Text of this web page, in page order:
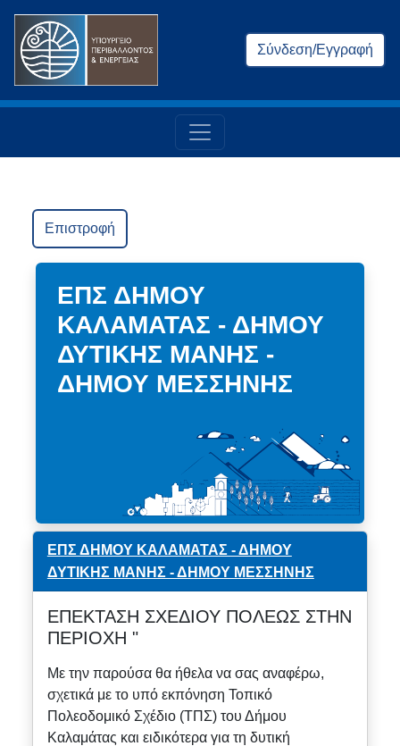
Σύνδεση/Εγγραφή
Επιστροφή
ΕΠΣ ΔΗΜΟΥ
ΚΑΛΑΜΑΤΑΣ - ΔΗΜΟΥ
ΔΥΤΙΚΗΣ ΜΑΝΗΣ -
ΔΗΜΟΥ ΜΕΣΣΗΝΗΣ
ΕΠΣ ΔΗΜΟΥ ΚΑΛΑΜΑΤΑΣ - ΔΗΜΟΥ
ΔΥΤΙΚΗΣ ΜΑΝΗΣ - ΔΗΜΟΥ ΜΕΣΣΗΝΗΣ
ΕΠΕΚΤΑΣΗ ΣΧΕΔΙΟΥ ΠΟΛΕΩΣ ΣΤΗΝ
ΠΕΡΙΟΧΗ "
Με την παρούσα θα ήθελα να σας αναφέρω,
σχετικά με το υπό εκπόνηση Τοπικό
Πολεοδομικό Σχέδιο (ΤΠΣ) του Δήμου
Καλαμάτας και ειδικότερα για τη δυτική